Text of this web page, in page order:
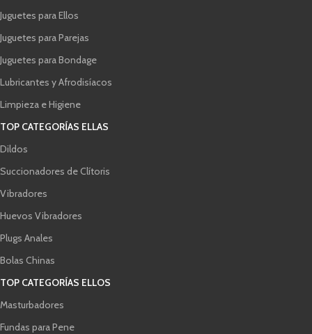
Juguetes para Ellos
Juguetes para Parejas
Juguetes para Bondage
Lubricantes y Afrodisíacos
Limpieza e Higiene
TOP CATEGORÍAS ELLAS
Dildos
Succionadores de Clítoris
Vibradores
Huevos Vibradores
Plugs Anales
Bolas Chinas
TOP CATEGORÍAS ELLOS
Masturbadores
Fundas para Pene